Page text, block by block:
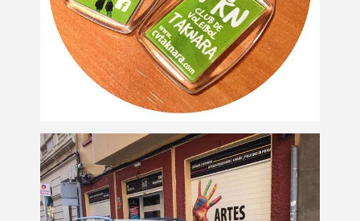
Personalización